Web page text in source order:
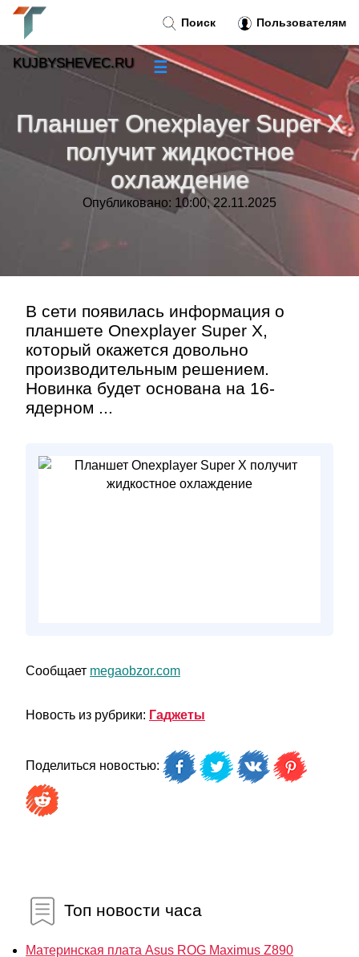
Планшет Onexplayer Super X
получит жидкостное
охлаждение
Опубликовано: 10:00, 22.11.2025
В сети появилась информация о
планшете Onexplayer Super X,
который окажется довольно
производительным решением.
Новинка будет основана на 16-
ядерном ...
Сообщает megaobzor.com
Новость из рубрики: Гаджеты
Поделиться новостью:
Топ новости часа
Материнская плата Asus ROG Maximus Z890
Поиск Пользователям
KUJBYSHEVEC.RU ☰
Новости»
Тренды новостей »
Рубрики»
Контакт»